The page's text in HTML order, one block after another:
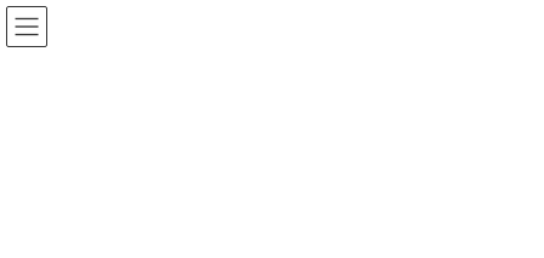
コ
ン
ナ
ビ